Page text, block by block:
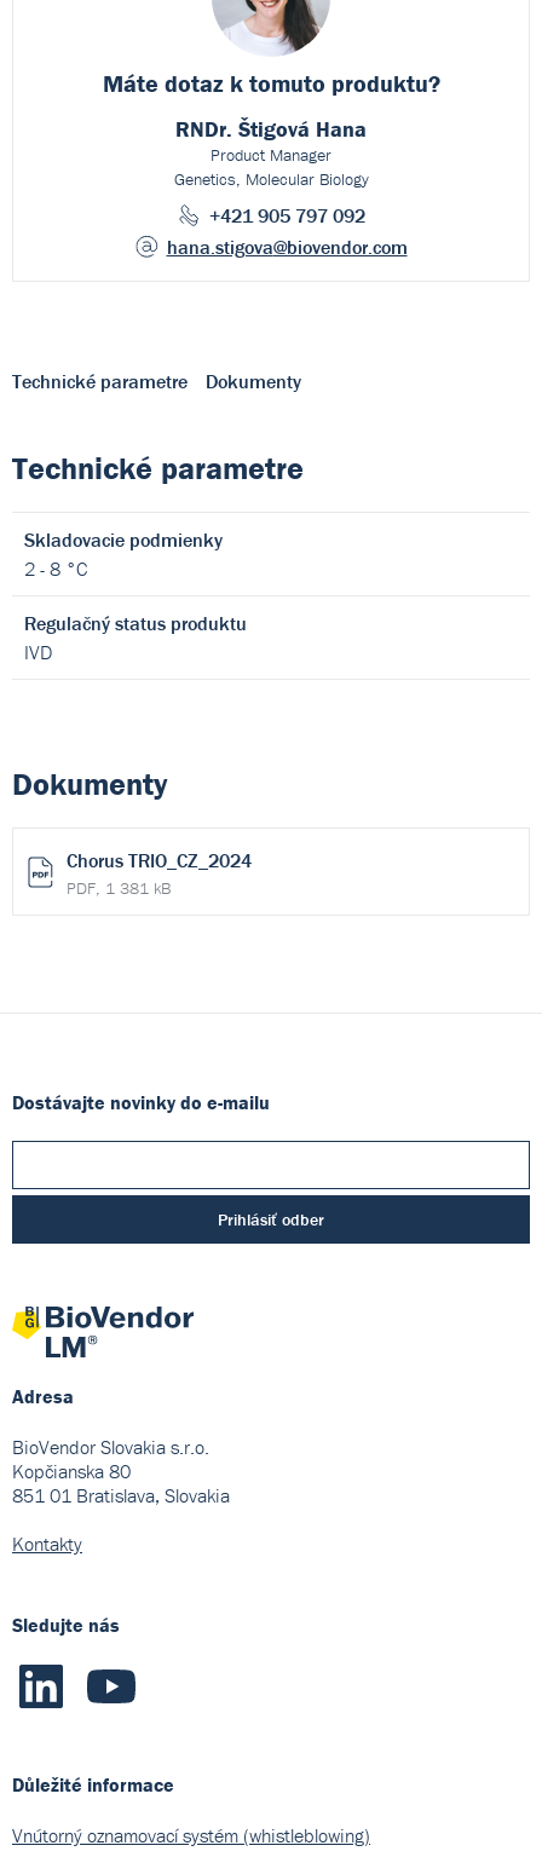
Máte dotaz k tomuto produktu?
RNDr. Štigová Hana
Product Manager
Genetics, Molecular Biology
+421 905 797 092
hana.stigova@biovendor.com
Technické parametre Dokumenty
Technické parametre
Skladovacie podmienky
2 - 8 °C
Regulačný status produktu
IVD
Dokumenty
Chorus TRIO_CZ_2024
PDF, 1 381 kB
Dostávajte novinky do e-mailu
Prihlásiť odber
Adresa
BioVendor Slovakia s.r.o.
Kopčianska 80
851 01 Bratislava, Slovakia
Kontakty
Sledujte nás
Důležité informace
Vnútorný oznamovací systém (whistleblowing)